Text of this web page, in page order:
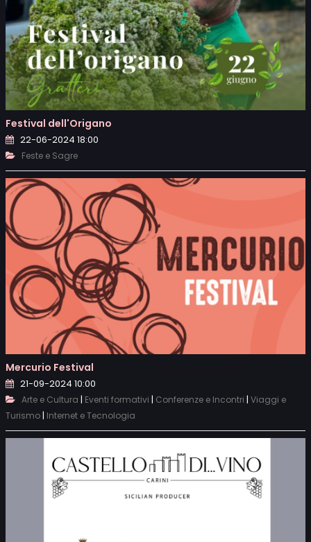
Festival dell'Origano
22-06-2024 18:00
Feste e Sagre
Mercurio Festival
21-09-2024 10:00
Arte e Cultura | Eventi formativi | Conferenze e Incontri | Viaggi e
Turismo | Internet e Tecnologia